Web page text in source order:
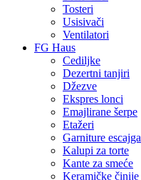
Tosteri
Usisivači
Ventilatori
FG Haus
Cediljke
Dezertni tanjiri
Džezve
Ekspres lonci
Emajlirane šerpe
Etažeri
Garniture escajga
Kalupi za torte
Kante za smeće
Keramičke činije